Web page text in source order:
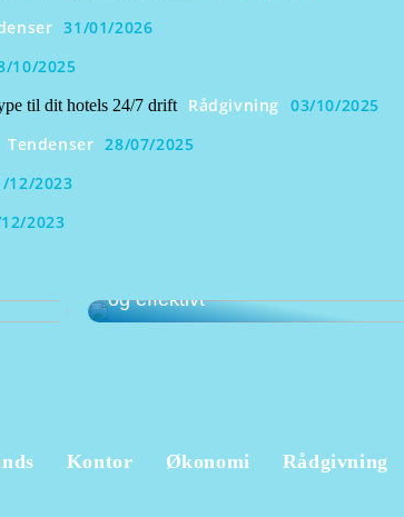
31/01/2026
10/2025
til dit hotels 24/7 drift Rådgivning 03/10/2025
Tendenser 28/07/2025
12/2023
2023
og effektivt
Kontor Økonomi Rådgivning